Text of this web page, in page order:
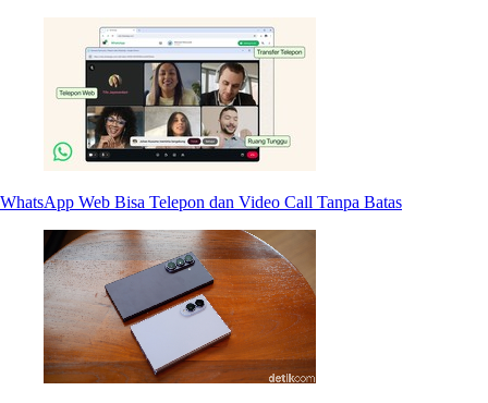
WhatsApp Web Bisa Telepon dan Video Call Tanpa Batas